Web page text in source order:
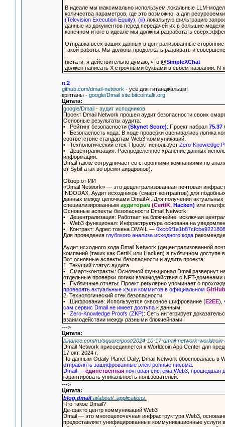
В идеале мы максимально используем локальные LLM-
количества параметров, где это возможно, а для
(Television Execution Equity), (iii) локальную фильтрацию
данные из документов перед передачей их в большие
конечном итоге в идеале мы должны разработать
Отправка всех ваших данных в централизованные
такой работы. Мы должны продолжать развивать и
(кстати, я действительно думаю, что @SimpleXChat
должен написать X строчными буквами в своем названии.
п.2
github.com/dmail-network - усё для гитанджальцiв!
крiптаны - google/Dmail site:bitcointalk.org
Цитата:
google/Dmail - аудит исподников
Проект Dmail Network прошел аудит безопасности своих
Основные результаты аудита:
• Рейтинг безопасности (Skynet Score): Проект набрал 75.37
• Безопасность кода: В ходе проверки оценивались логика
соответствие стандартам Web3-коммуникаций.
• Технологический стек: Проект использует Zero-Knowledge
• Децентрализация: Распределенное хранение данных
информации.
Dmail также сотрудничает со сторонними компаниями по
от Sybil-атак во время аирдропов).
Обзор от ИИ
«Dmail Network» — это децентрализованная почтовая
INDODAX. Аудит исходников (смарт-контрактов) для
данных между цепочками Dmail AI. Для получения
специализированным аудиторам (CertiK, Hacken) или
Основные аспекты безопасности Dmail Network:
• Децентрализация: Работает на блокчейне, исключая
• Web3 функционал: Инфраструктура основана на
• Контракт: Адрес токена DMAIL —
Для проведения глубокого анализа исходного кода
Аудит исходного кода Dmail Network (децентрализованной
компаний (таких как CertiK или Hacken) в публичном
Вот основные аспекты безопасности и аудита проекта:
1. Текущий статус аудита
• Смарт-контракты: Основной функционал Dmail развернут
отдельные проверки логики взаимодействия с NFT-
• Публичные отчеты: Проект регулярно упоминает о
проверять актуальные хэши коммитов в официальном
2. Технологический стек безопасности
• Шифрование: Используется сквозное шифрование (E2EE),
сам сервис Dmail не имеет доступа к данным.
• Zero-Knowledge Proofs (ZKP): Сеть интегрирует
взаимодействии между разными блокчейнами.
--->
Цитата:
binance.com/ru/square/post/2024-10-17-dmail-network-
Dmail Network присоединяется к Worldcoin App Center для
17 окт. 2024 г.
По данным Odaily Planet Daily, Dmail Network обосновалась в
отправлять зашифрованные электронные письма.
Dmail — единственная почтовая система Web3, прошедшая
гарантировать уникальность пользователей.
--->
Цитата:
blog.dmail.ai/about/..applications.
Что такое Dmail?
Де-факто центр коммуникаций Web3
Dmail — это многоцепочечная инфраструктура Web3,
предоставляет унифицированные коммуникационные